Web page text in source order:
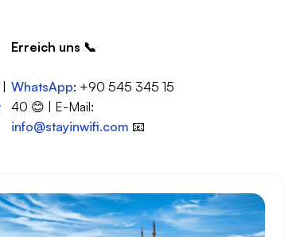
Erreich uns 📞
WhatsApp: +90 545 345 15
40 😊 | E-Mail:
info@stayinwifi.com 📧